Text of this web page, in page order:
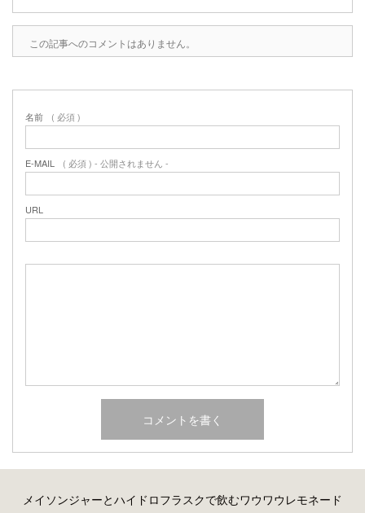
この記事へのコメントはありません。
名前 ( 必須 )
E-MAIL ( 必須 ) - 公開されません -
URL
メイソンジャーとハイドロフラスクで飲むワウワウレモネード